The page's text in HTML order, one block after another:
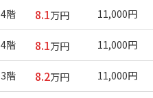
4階 8.1万円 11,000円
4階 8.1万円 11,000円
3階 8.2万円 11,000円